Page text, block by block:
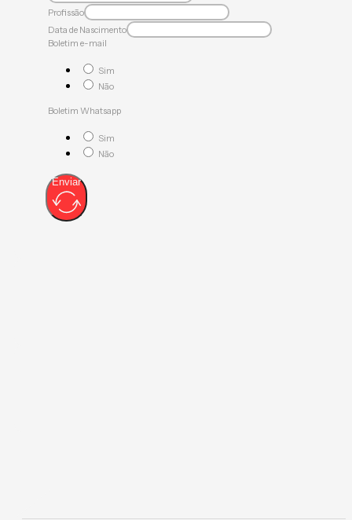
Profissão
Data de Nascimento
Boletim e-mail
Sim
Não
Boletim Whatsapp
Sim
Não
Enviar